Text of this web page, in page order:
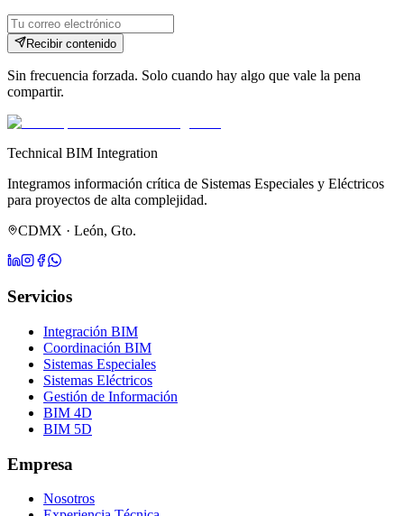
Recibir contenido
Sin frecuencia forzada. Solo cuando hay algo que vale la pena
compartir.
Technical BIM Integration
Integramos información crítica de Sistemas Especiales y Eléctricos
para proyectos de alta complejidad.
CDMX · León, Gto.
Servicios
Integración BIM
Coordinación BIM
Sistemas Especiales
Sistemas Eléctricos
Gestión de Información
BIM 4D
BIM 5D
Empresa
Nosotros